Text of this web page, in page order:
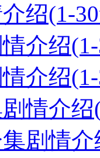
绍(1-
介绍
介绍
情介
剧情